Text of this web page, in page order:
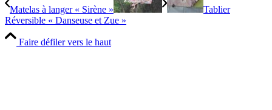
Matelas à langer « Sirène »
Tablier
Réversible « Danseuse et Zue »
Faire défiler vers le haut